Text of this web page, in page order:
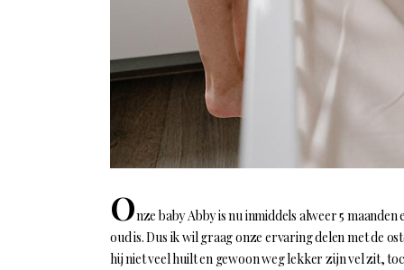
Onze baby Abby is nu inmiddels alweer 5
oud is. Dus ik wil graag onze ervaring delen met de
hij niet veel huilt en gewoon weg lekker zijn vel zit,